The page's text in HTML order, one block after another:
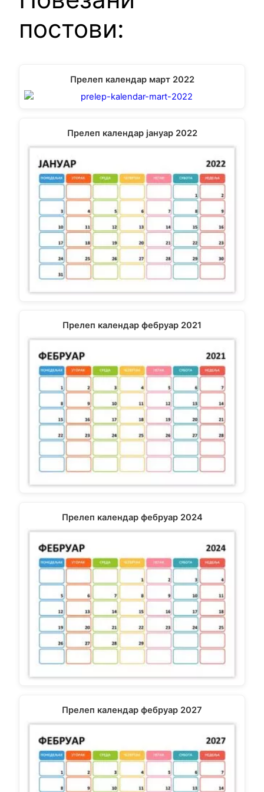
постови:
Прелеп календар март 2022
Прелеп календар јануар 2022
Прелеп календар фебруар 2021
Прелеп календар фебруар 2024
Прелеп календар фебруар 2027